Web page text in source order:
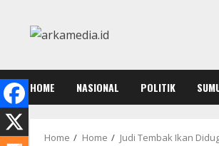
HOME NASIONAL POLITIK
Home Home Judi Tembak Ikan